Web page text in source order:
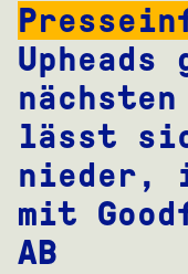
Upheads
lässt
nieder,
mit
AB